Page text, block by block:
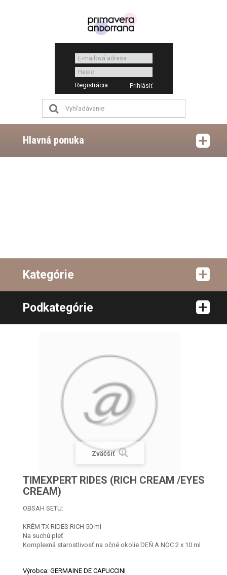
Registrácia
Hlavná ponuka
Kategórie
Podkategórie
Zväčšiť
TIMEXPERT RIDES (RICH CREAM /EYES
CREAM)
OBSAH SETU:
KRÉM TX RIDES RICH 50 ml
Na suchú pleť
Komplexná starostlivosť na očné okolie DEŇ A NOC 2 x 10 ml
Výrobca: GERMAINE DE CAPUCCINI